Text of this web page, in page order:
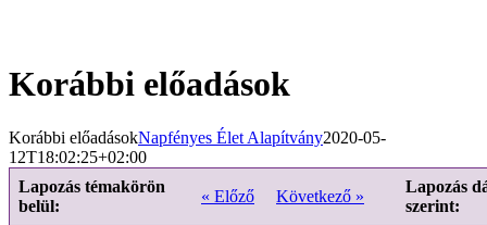
Korábbi előadások
Korábbi előadásokNapfényes Élet Alapítvány2020-05-
12T18:02:25+02:00
Lapozás témakörön
belül:
« Előző Következő »
Lapozás
szerint: